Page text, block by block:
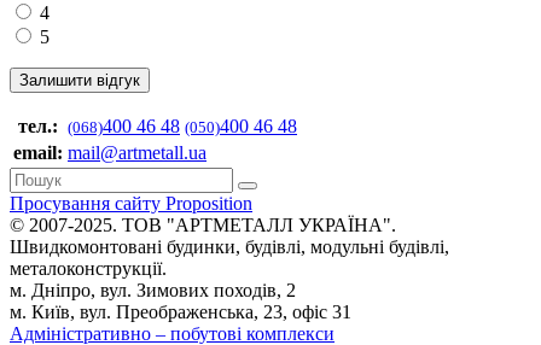
4
5
тел.: (068)400 46 48 (050)400 46 48
email: mail@artmetall.ua
Просування сайту Proposition
© 2007-2025. ТОВ "AРТМЕТАЛЛ УКРАЇНА".
Швидкомонтовані будинки, будівлі, модульні будівлі,
металоконструкції.
м. Дніпро, вул. Зимових походів, 2
м. Київ, вул. Преображенська, 23, офіс 31
Адміністративно – побутові комплекси